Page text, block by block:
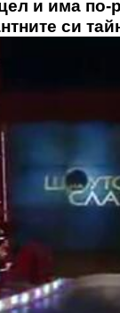
и има
си